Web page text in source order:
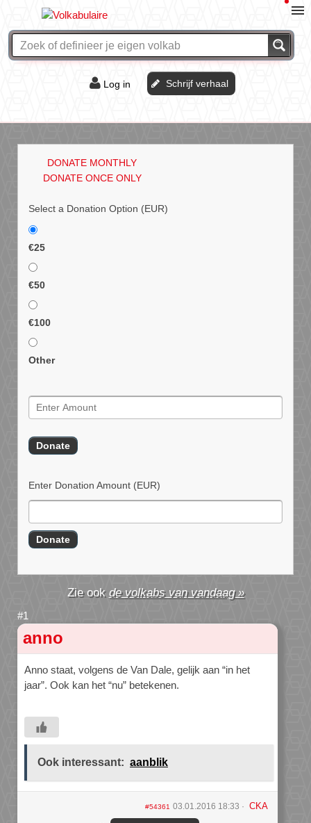
Log in Schrijf verhaal
DONATE MONTHLY
DONATE ONCE ONLY
Select a Donation Option (EUR)
€25
€50
€100
Other
Enter Donation Amount (EUR)
de volkabs van vandaag »
anno
Anno staat, volgens de Van Dale, gelijk aan “in het
jaar”. Ook kan het “nu” betekenen.
Ook interessant: aanblik
#54361 03.01.2016 18:33 CKA